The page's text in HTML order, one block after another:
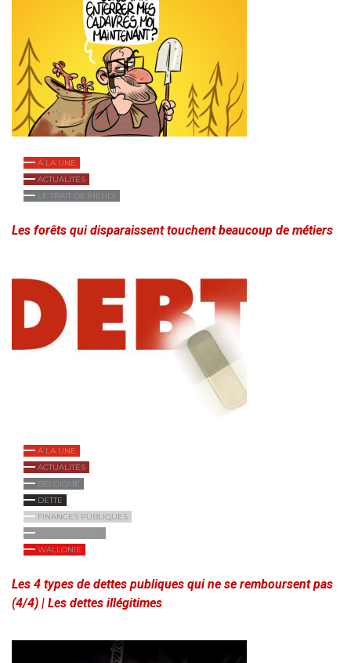
À LA UNE
ACTUALITÉS
LE TRAIT DE MEHDI
Les forêts qui disparaissent touchent beaucoup de métiers
À LA UNE
ACTUALITÉS
BELGIQUE
DETTE
FINANCES PUBLIQUES
WALLONIE
Les 4 types de dettes publiques qui ne se remboursent pas
(4/4) | Les dettes illégitimes